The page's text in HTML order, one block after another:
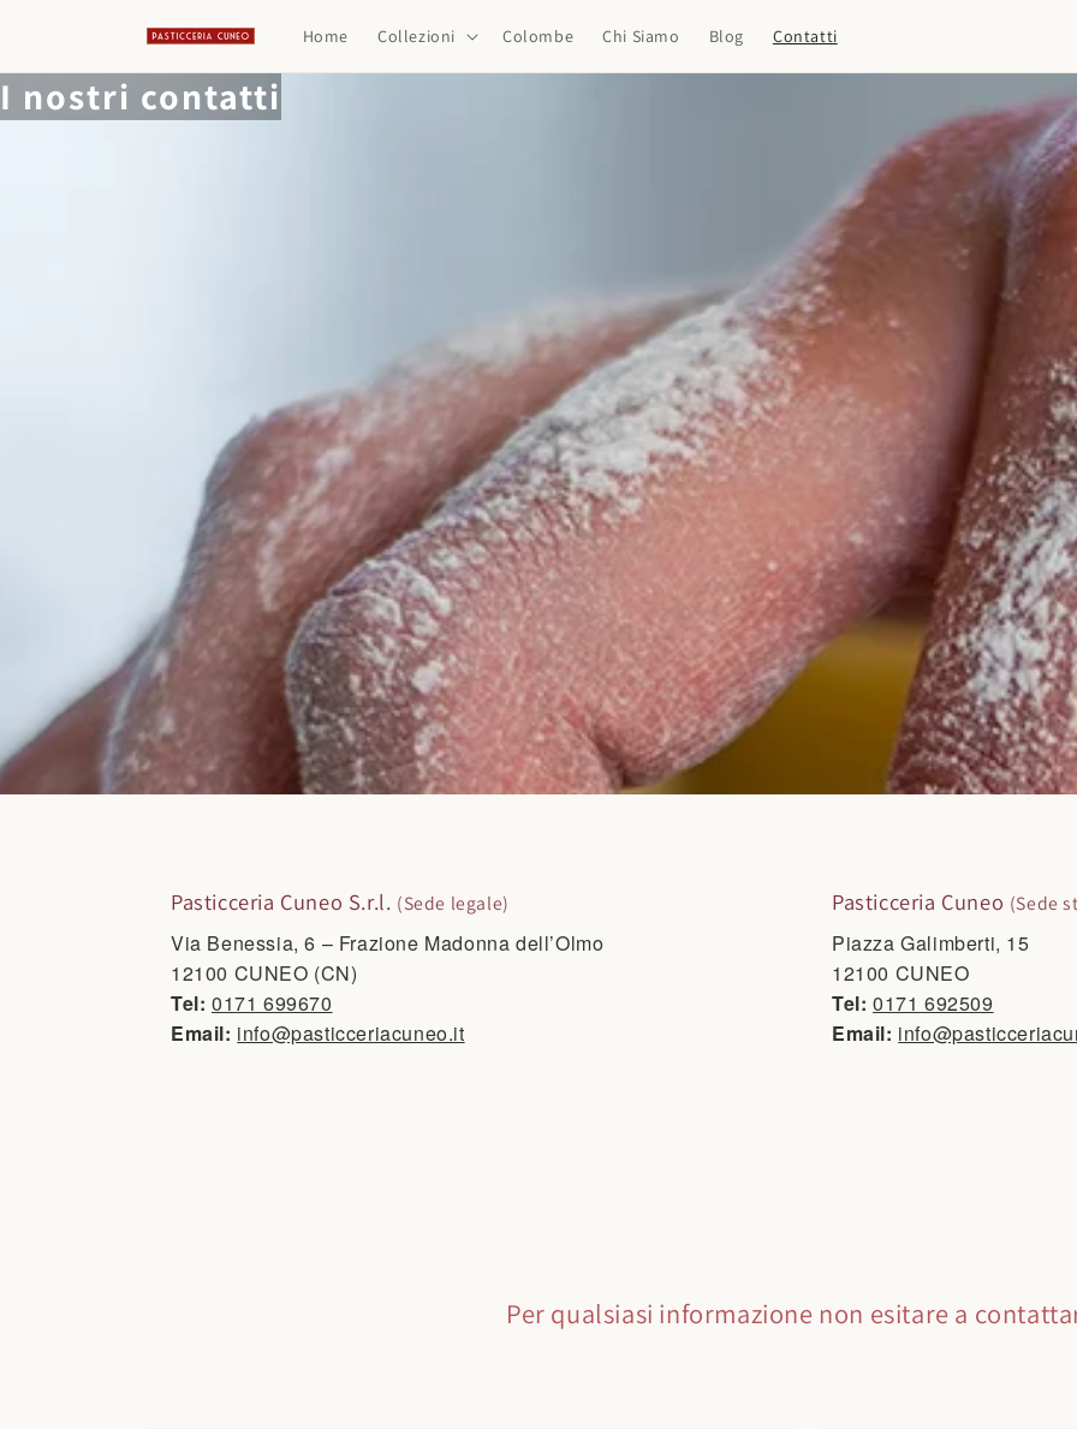
ai contenuti Home Collezioni Colombe Chi Siamo Blog Contatti
I nostri contatti
Pasticceria Cuneo S.r.l. (Sede legale)
Via Benessia, 6 – Frazione Madonna dell’Olmo
12100 CUNEO (CN)
Tel: 0171 699670
Email: info@pasticceriacuneo.it
Pasticceria Cuneo (Sede
Piazza Galimberti, 15
12100 CUNEO
Tel: 0171 692509
Email:
Per qualsiasi informazione non esitare a